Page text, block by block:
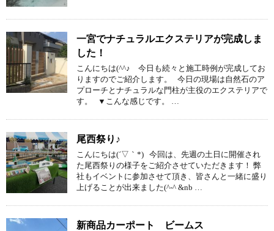
一宮でナチュラルエクステリアが完成しま
した！
こんにちは(^^♪ 今日も続々と施工時例が完成してお
りますのでご紹介します。 今日の現場は自然石のア
プローチとナチュラルな門柱が主役のエクステリアで
す。 ▼こんな感じです。 …
尾西祭り♪
こんにちは(´▽｀*) 今回は、先週の土日に開催され
た尾西祭りの様子をご紹介させていただきます！ 弊
社もイベントに参加させて頂き、皆さんと一緒に盛り
上げることが出来ました(^-^ &nb …
新商品カーポート ビームス